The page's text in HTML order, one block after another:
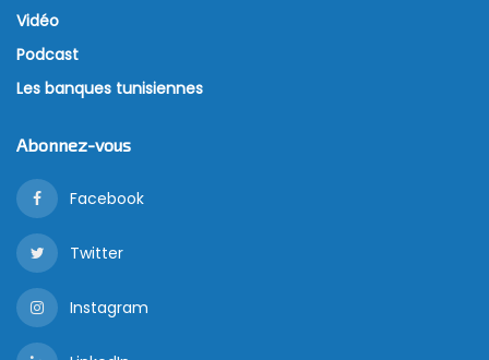
internationaux.
Lors de la réunion consacrée au suivi de la
participation tunisienne à l’Expo Osaka 2025, le
pour plusieurs projets de développement. L’objectif
n’est pas de reproduire une recette, mais de
s’inspirer d’une méthode qui a permis au Japon de
transformer les atouts de ses territoires en moteurs
de croissance.
Le premier enseignement concerne le programme
One Village One Product (OVOP). Lancée au Japon à